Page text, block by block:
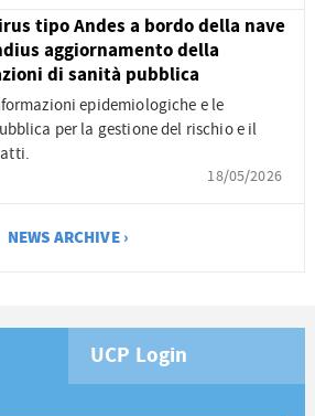
tipo Andes a bordo della nave
aggiornamento della
di sanità pubblica
epidemiologiche e le
per la gestione del rischio e il
18/05/2026
NEWS ARCHIVE ›
UCP Login